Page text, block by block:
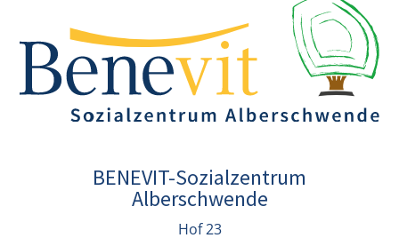
BENEVIT-Sozialzentrum
Alberschwende
Hof 23